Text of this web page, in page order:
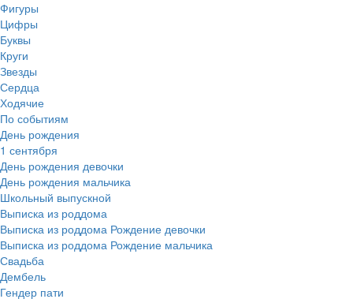
Фигуры
Цифры
Буквы
Круги
Звезды
Сердца
Ходячие
По событиям
День рождения
1 сентября
День рождения девочки
День рождения мальчика
Школьный выпускной
Выписка из роддома
Выписка из роддома Рождение девочки
Выписка из роддома Рождение мальчика
Свадьба
Дембель
Гендер пати